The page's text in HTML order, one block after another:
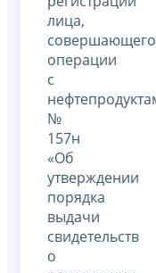
лица,
совершающего
операции
с
№
157н
«Об
утверждении
порядка
выдачи
свидетельств
о